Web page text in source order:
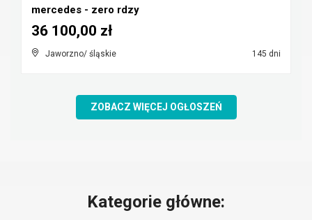
mercedes - zero rdzy
Jaworzno/ śląskie 145 dni
36 100,00 zł
ZOBACZ WIĘCEJ OGŁOSZEŃ
Kategorie główne: